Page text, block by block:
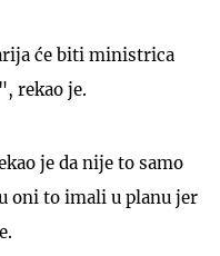
će biti ministrica
rekao je.
je da nije to samo
oni to imali u planu jer